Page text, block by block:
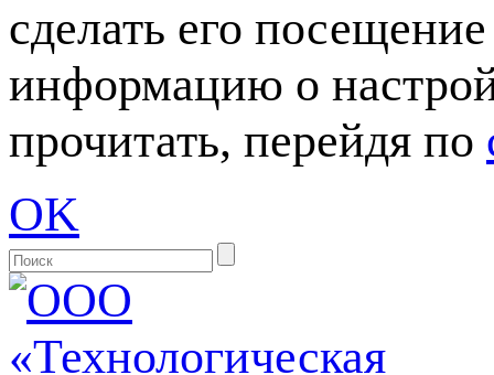
сделать его
информацию о
прочитать, перейдя по
OK